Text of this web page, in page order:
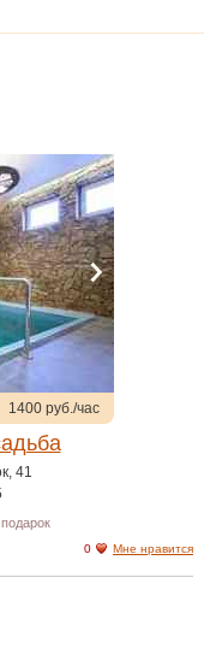
1400 руб./час
41
0 Мне нравится